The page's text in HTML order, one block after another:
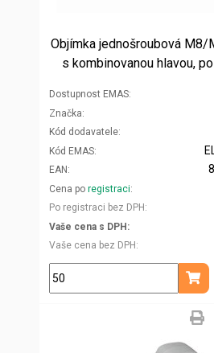
Objímka jednošroubová M8/
s kombinovanou hlavou,
Dostupnost EMAS
Značka
Kód dodavatele
Kód EMAS
EAN
Cena po registraci
Po registraci bez DPH
Vaše cena s DPH
Vaše cena bez DPH
ks